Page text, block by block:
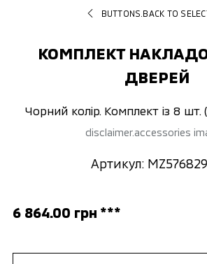
BUTTONS.BACK TO
КОМПЛЕКТ
ДВЕРЕЙ
Чорний колір. Комплект із 8 шт.
disclaimer.accessories
Артикул:
6 864.00 грн ***